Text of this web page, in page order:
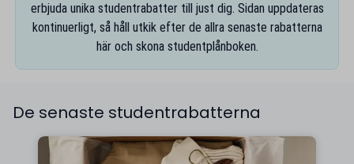
erbjuda unika studentrabatter till just dig. Sidan uppdateras
kontinuerligt, så håll utkik efter de allra senaste rabatterna
här och skona studentplånboken.
De senaste studentrabatterna